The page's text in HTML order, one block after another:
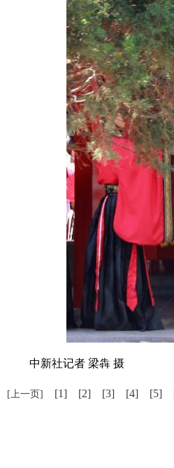
中新社记者 梁犇 摄
[上一页] [1] [2] [3] [4] [5]